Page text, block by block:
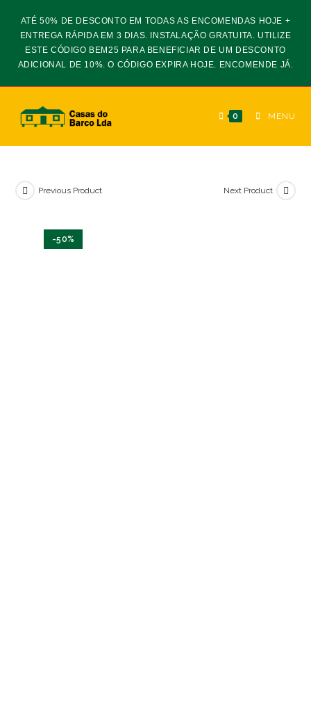
ATÉ 50% DE DESCONTO EM TODAS AS ENCOMENDAS HOJE +
ENTREGA RÁPIDA EM 3 DIAS. INSTALAÇÃO GRATUITA. UTILIZE
ESTE CÓDIGO BEM25 PARA BENEFICIAR DE UM DESCONTO
ADICIONAL DE 10%. O CÓDIGO EXPIRA HOJE. ENCOMENDE JÁ.
0 MENU
-50%
Previous Product Next Product